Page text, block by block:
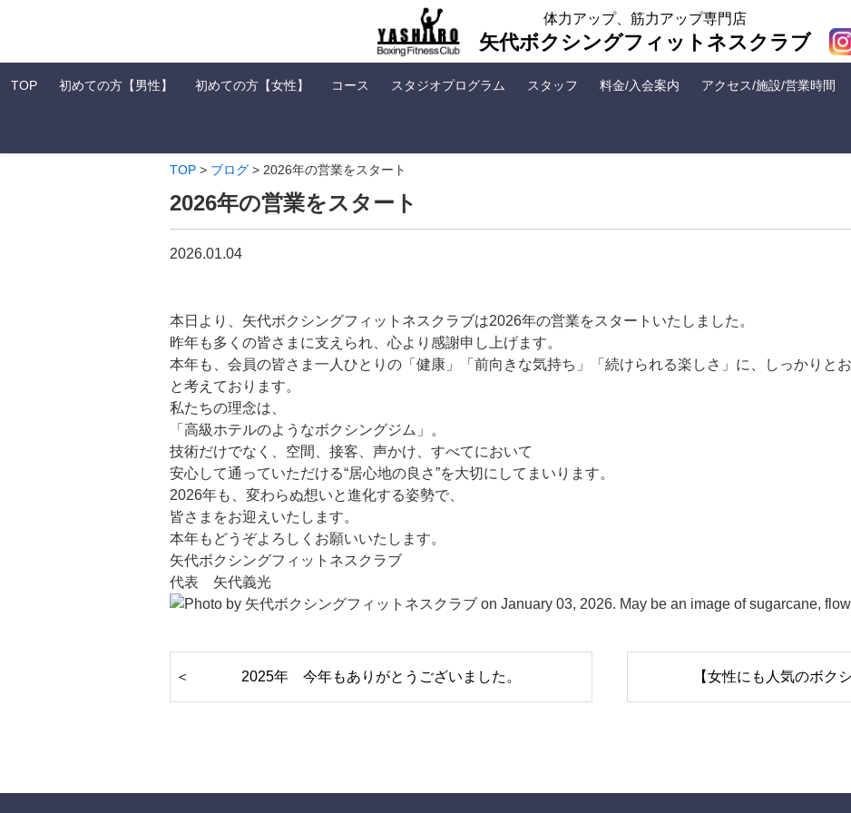
体力アップ、筋力アップ専門店
矢代ボクシングフィットネスクラブ
TOP 初めての方【男性】 初めての方【女性】 コース スタジオプログラム スタッフ 料金/入会案内 アクセス/施設/営業時間
TOP > ブログ > 2026年の営業をスタート
2026年の営業をスタート
2026.01.04
本日より、矢代ボクシングフィットネスクラブは2026年の営業をスタートいたしました。
昨年も多くの皆さまに支えられ、心より感謝申し上げます。
本年も、会員の皆さま一人ひとりの「健康」「前向きな気持ち」「続けられる楽しさ」に、しっかりと
と考えております。
私たちの理念は、
「高級ホテルのようなボクシングジム」。
技術だけでなく、空間、接客、声かけ、すべてにおいて
安心して通っていただける“居心地の良さ”を大切にしてまいります。
2026年も、変わらぬ想いと進化する姿勢で、
皆さまをお迎えいたします。
本年もどうぞよろしくお願いいたします。
矢代ボクシングフィットネスクラブ
代表 矢代義光
2025年 今年もありがとうございました。 【女性にも人気のボク